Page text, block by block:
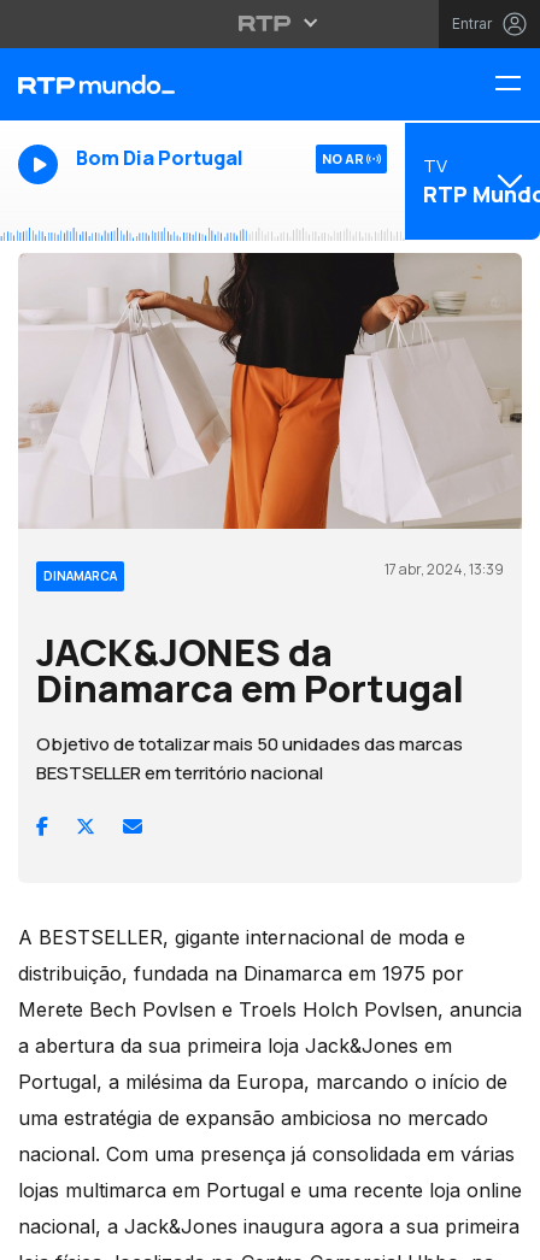
Entrar
Bom Dia Portugal NO AR TV
RTP
DINAMARCA 17 abr, 2024, 13:39
JACK&JONES da
Dinamarca em Portugal
Objetivo de totalizar mais 50 unidades das marcas
BESTSELLER em território nacional
A BESTSELLER, gigante internacional de moda e
distribuição, fundada na Dinamarca em 1975 por
Merete Bech Povlsen e Troels Holch Povlsen, anuncia
a abertura da sua primeira loja Jack&Jones em
Portugal, a milésima da Europa, marcando o início de
uma estratégia de expansão ambiciosa no mercado
nacional. Com uma presença já consolidada em várias
lojas multimarca em Portugal e uma recente loja online
nacional, a Jack&Jones inaugura agora a sua primeira